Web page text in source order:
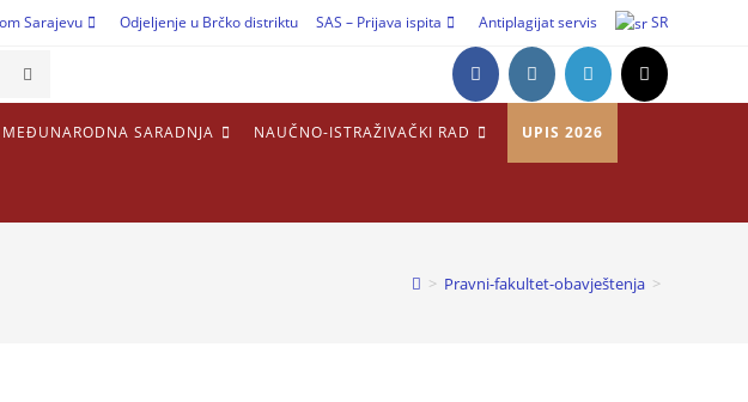
Sarajevu Odjeljenje u Brčko distriktu SAS – Prijava ispita Antiplagijat servis SR
MEĐUNARODNA SARADNJA NAUČNO-ISTRAŽIVAČKI RAD UPIS 2026
> Pravni-fakultet-obavještenja >